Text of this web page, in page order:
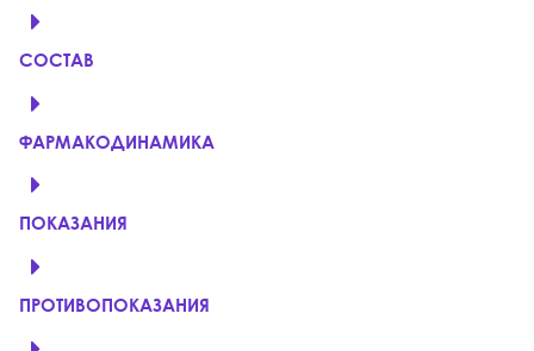
СОСТАВ
ФАРМАКОДИНАМИКА
ПОКАЗАНИЯ
ПРОТИВОПОКАЗАНИЯ